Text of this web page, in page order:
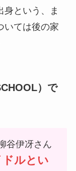
身という、ま
いては後の家
）で
谷伊冴さん
ドルとい